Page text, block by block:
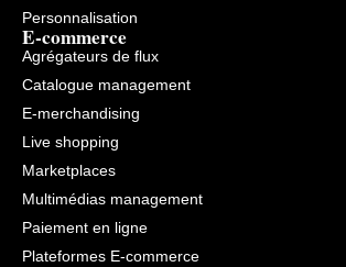
Personnalisation
E-commerce
Agrégateurs de flux
Catalogue management
E-merchandising
Live shopping
Marketplaces
Multimédias management
Paiement en ligne
Plateformes E-commerce